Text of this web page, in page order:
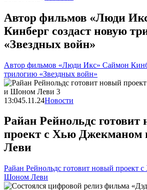
Автор фильмов «Люди
Кинберг создаст новую
«Звездных войн»
Автор фильмов «Люди Икс» Саймон
трилогию «Звездных войн»
13:045.11.24Новости
Райан Рейнольдс готовит
проект с Хью
Леви
Райан Рейнольдс готовит новый проект
Шоном Леви